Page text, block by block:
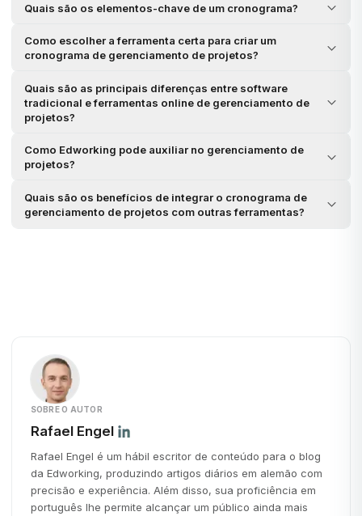
Quais são os elementos-chave de um cronograma?
Como escolher a ferramenta certa para criar um
cronograma de gerenciamento de projetos?
Quais são as principais diferenças entre software
tradicional e ferramentas online de gerenciamento de
projetos?
Como Edworking pode auxiliar no gerenciamento de
projetos?
Quais são os benefícios de integrar o cronograma de
gerenciamento de projetos com outras ferramentas?
SOBRE O AUTOR
Rafael Engel
Rafael Engel é um hábil escritor de conteúdo para o blog
da Edworking, produzindo artigos diários em alemão com
precisão e experiência. Além disso, sua proficiência em
português lhe permite alcançar um público ainda mais